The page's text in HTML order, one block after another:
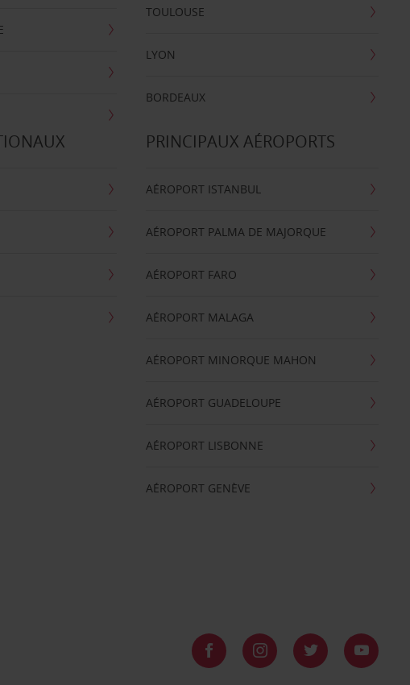
TOULOUSE
LYON
BORDEAUX
PRINCIPAUX AÉROPORTS
AÉROPORT ISTANBUL
AÉROPORT PALMA DE MAJORQUE
AÉROPORT FARO
AÉROPORT MALAGA
AÉROPORT MINORQUE MAHON
AÉROPORT GUADELOUPE
AÉROPORT LISBONNE
AÉROPORT GENÈVE